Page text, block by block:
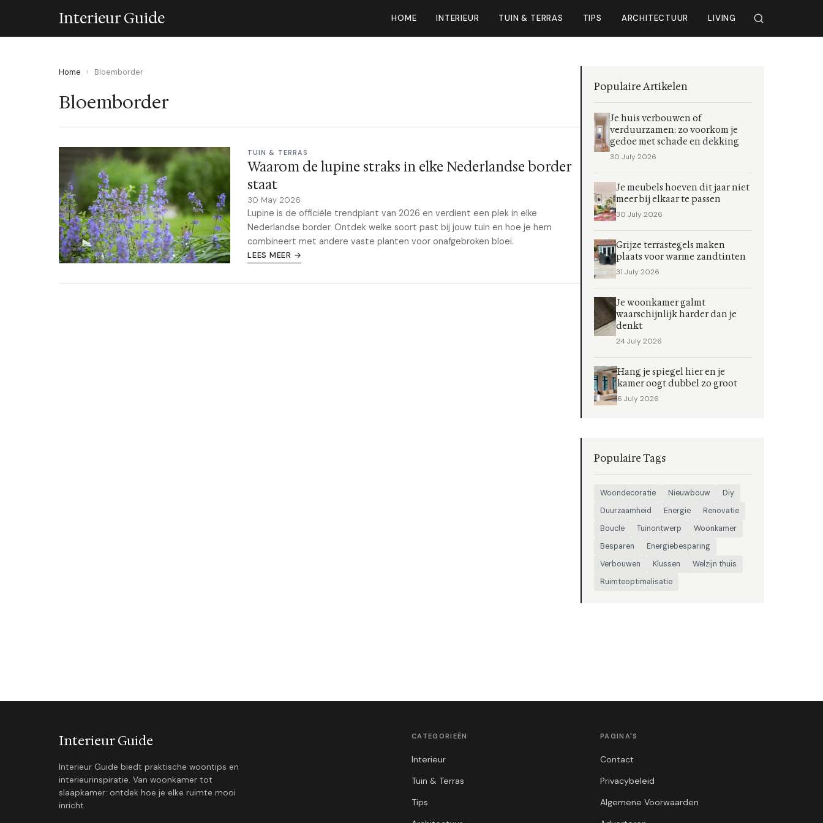
Interieur Guide HOME INTERIEUR TUIN & TERRAS TIPS ARCHITECTUUR LIVING
Home › Bloemborder
Bloemborder
TUIN & TERRAS
Waarom de lupine straks in elke Nederlandse border
staat
30 May 2026
Lupine is de officiële trendplant van 2026 en verdient een plek in elke
Nederlandse border. Ontdek welke soort past bij jouw tuin en hoe je hem
combineert met andere vaste planten voor onafgebroken bloei.
LEES MEER →
Populaire Artikelen
Je huis verbouwen of
verduurzamen: zo voorkom je
gedoe met schade en dekking
30 July 2026
Je meubels hoeven dit jaar niet
meer bij elkaar te passen
30 July 2026
Grijze terrastegels maken
plaats voor warme zandtinten
31 July 2026
Je woonkamer galmt
waarschijnlijk harder dan je
denkt
24 July 2026
Hang je spiegel hier en je
kamer oogt dubbel zo groot
6 July 2026
Populaire Tags
Woondecoratie Nieuwbouw
Diy
Duurzaamheid
Energie
Renovatie
Boucle
Tuinontwerp
Woonkamer
Besparen
Energiebesparing
Verbouwen
Klussen
Welzijn thuis
Ruimteoptimalisatie
Interieur Guide
Interieur Guide biedt praktische woontips en
interieurinspiratie. Van woonkamer tot
slaapkamer: ontdek hoe je elke ruimte mooi
inricht.
CATEGORIEËN
Interieur
Tuin & Terras
Tips
PAGINA'S
Contact
Privacybeleid
Algemene Voorwaarden